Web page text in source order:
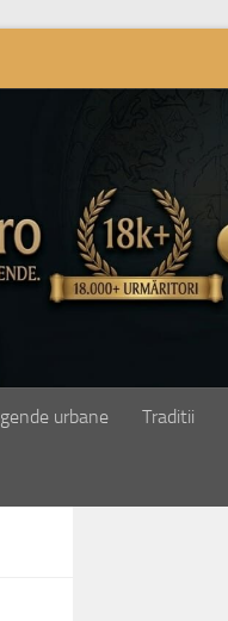
urbane Traditii